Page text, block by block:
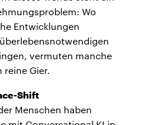
Wo
Entwicklungen
vermuten manche
Gier.
Shift
Menschen haben